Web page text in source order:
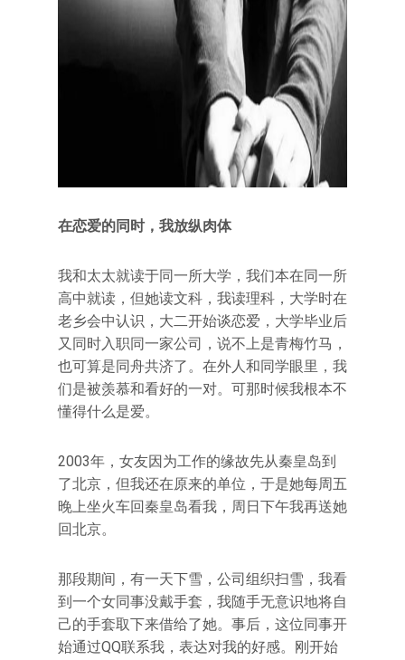
在恋爱的同时，我放纵肉体
我和太太就读于同一所大学，我们本在同一所
高中就读，但她读文科，我读理科，大学时在
老乡会中认识，大二开始谈恋爱，大学毕业后
又同时入职同一家公司，说不上是青梅竹马，
也可算是同舟共济了。在外人和同学眼里，我
们是被羡慕和看好的一对。可那时候我根本不
懂得什么是爱。
2003年，女友因为工作的缘故先从秦皇岛到
了北京，但我还在原来的单位，于是她每周五
晚上坐火车回秦皇岛看我，周日下午我再送她
回北京。
那段期间，有一天下雪，公司组织扫雪，我看
到一个女同事没戴手套，我随手无意识地将自
己的手套取下来借给了她。事后，这位同事开
始通过QQ联系我，表达对我的好感。刚开始